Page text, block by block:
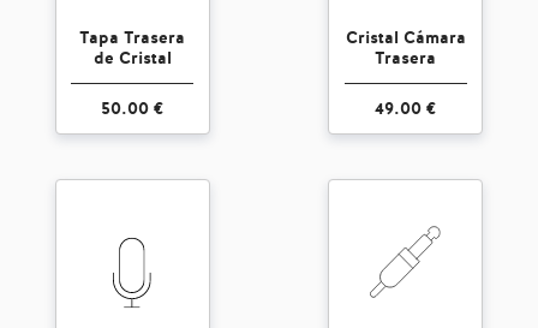
Tapa Trasera
de Cristal
50.00 €
Cristal Cámara
Trasera
49.00 €